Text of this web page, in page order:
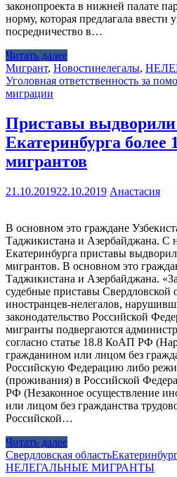
законопроекта в нижней палате
норму, которая предлагала ввести
посредничество в…
Читать далее
Мигрант, Новостинелегалы,
Уголовная ответственность за
миграции
Приставы выдворили
Екатеринбурга более
мигрантов
21.10.201922.10.2019 Анастасия
В основном это граждане
Таджикистана и Азербайджана. С
Екатеринбурга приставы
мигрантов. В основном это
Таджикистана и Азербайджана.
судебные приставы Свердловской
иностранцев-нелегалов,
законодательство Российской
мигранты подвергаются
согласно статье 18.8 КоАП РФ
гражданином или лицом без
Российскую Федерацию либо
(проживания) в Российской
РФ (Незаконное осуществление
или лицом без гражданства
Российской…
Читать далее
Свердловская областьЕкатеринбург
НЕЛЕГАЛЬНЫЕ МИГРАНТЫ